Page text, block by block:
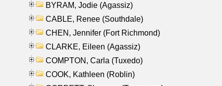
BYRAM, Jodie (Agassiz)
CABLE, Renee (Southdale)
CHEN, Jennifer (Fort Richmond)
CLARKE, Eileen (Agassiz)
COMPTON, Carla (Tuxedo)
COOK, Kathleen (Roblin)